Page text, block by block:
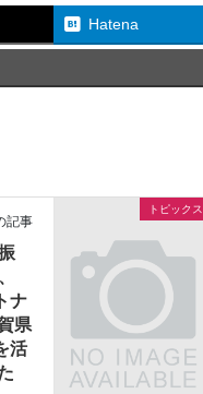
Hatena
トピックス
記事
ナ
県
活